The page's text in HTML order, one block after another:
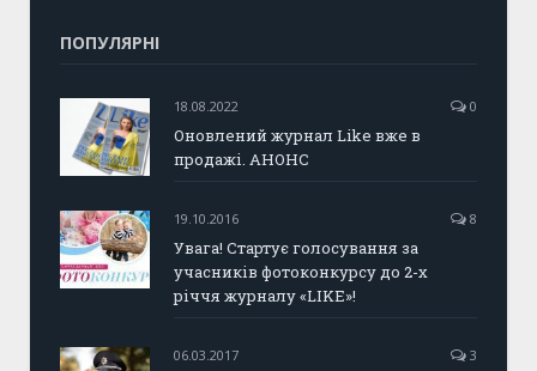
ПОПУЛЯРНІ
18.08.2022 0
Оновлений журнал Like вже в
продажі. АНОНС
19.10.2016 8
Увага! Стартує голосування за
учасників фотоконкурсу до 2-х
річчя журналу «LIKE»!
06.03.2017 3